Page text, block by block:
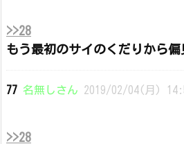
>>28
もう最初のサイのくだりから
77 名無しさん 2019/02/04(月)
>>28